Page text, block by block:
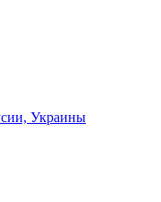
Украины